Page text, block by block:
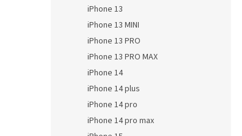
iPhone 13
iPhone 13 MINI
iPhone 13 PRO
iPhone 13 PRO MAX
iPhone 14
iPhone 14 plus
iPhone 14 pro
iPhone 14 pro max